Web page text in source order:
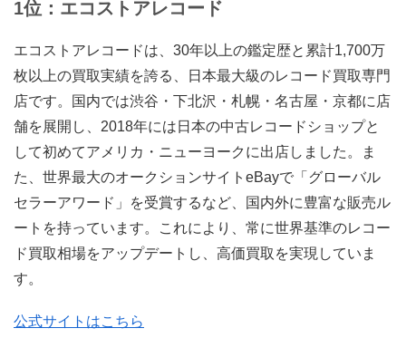
1位：エコストアレコード
エコストアレコードは、30年以上の鑑定歴と累計1,700万
枚以上の買取実績を誇る、日本最大級のレコード買取専門
店です。国内では渋谷・下北沢・札幌・名古屋・京都に店
舗を展開し、2018年には日本の中古レコードショップと
して初めてアメリカ・ニューヨークに出店しました。ま
た、世界最大のオークションサイトeBayで「グローバル
セラーアワード」を受賞するなど、国内外に豊富な販売ル
ートを持っています。これにより、常に世界基準のレコー
ド買取相場をアップデートし、高価買取を実現していま
す。
公式サイトはこちら